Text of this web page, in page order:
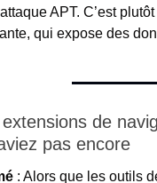
APT. C’est
qui expose des
de
pas encore
: Alors que les outils